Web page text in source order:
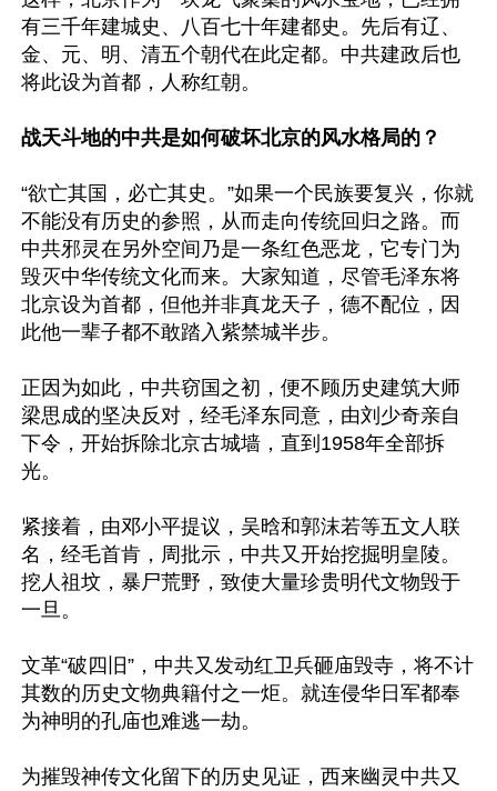
有三千年建城史、八百七十年建都史。先后有辽、
金、元、明、清五个朝代在此定都。中共建政后也
将此设为首都，人称红朝。
战天斗地的中共是如何破坏北京的风水格局的？
“欲亡其国，必亡其史。”如果一个民族要复兴，你就
不能没有历史的参照，从而走向传统回归之路。而
中共邪灵在另外空间乃是一条红色恶龙，它专门为
毁灭中华传统文化而来。大家知道，尽管毛泽东将
北京设为首都，但他并非真龙天子，德不配位，因
此他一辈子都不敢踏入紫禁城半步。
正因为如此，中共窃国之初，便不顾历史建筑大师
梁思成的坚决反对，经毛泽东同意，由刘少奇亲自
下令，开始拆除北京古城墙，直到1958年全部拆
光。
紧接着，由邓小平提议，吴晗和郭沫若等五文人联
名，经毛首肯，周批示，中共又开始挖掘明皇陵。
挖人祖坟，暴尸荒野，致使大量珍贵明代文物毁于
一旦。
文革“破四旧”，中共又发动红卫兵砸庙毁寺，将不计
其数的历史文物典籍付之一炬。就连侵华日军都奉
为神明的孔庙也难逃一劫。
为摧毁神传文化留下的历史见证，西来幽灵中共又